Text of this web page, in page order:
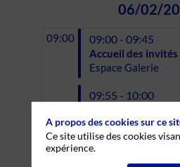
06/02/
09:00 09:00 - 09:45
Accueil des invités
Espace Galerie
09:55 - 10:00
Thomann, Co-CEO
& Vanina Prélat
journaliste
A propos des cookies sur ce
Ce site utilise des cookies
expérience.